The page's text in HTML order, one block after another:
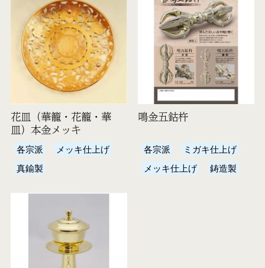
花皿（華籠・花籠・華
皿）本金メッキ
各宗派
メッキ仕上げ
真鍮製
鳴金五鈷杵
各宗派
ミガキ仕上げ
メッキ仕上げ
鋳造製